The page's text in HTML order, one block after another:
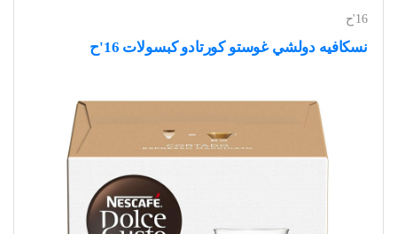
16'ح
نسكافيه دولشي غوستو كورتادو كبسولات 16'ح